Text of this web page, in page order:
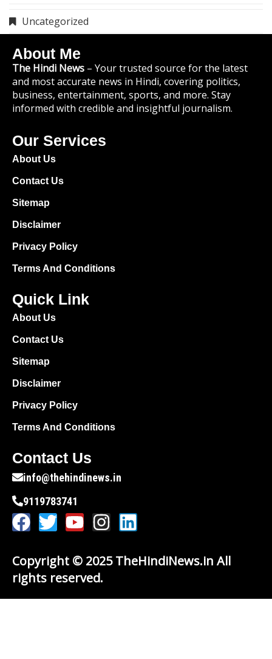
Uncategorized
About Me
The Hindi News – Your trusted source for the latest
and most accurate news in Hindi, covering politics,
business, entertainment, sports, and more. Stay
informed with credible and insightful journalism.
Our Services
About Us
Contact Us
Sitemap
Disclaimer
Privacy Policy
Terms And Conditions
Quick Link
About Us
Contact Us
Sitemap
Disclaimer
Privacy Policy
Terms And Conditions
Contact Us
info@thehindinews.in
9119783741
Copyright © 2025 TheHindiNews.in All
rights reserved.